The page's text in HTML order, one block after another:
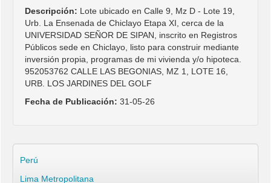
Descripción: Lote ubicado en Calle 9, Mz D - Lote 19,
Urb. La Ensenada de Chiclayo Etapa XI, cerca de la
UNIVERSIDAD SEÑOR DE SIPAN, inscrito en Registros
Públicos sede en Chiclayo, listo para construir mediante
inversión propia, programas de mi vivienda y/o hipoteca.
952053762 CALLE LAS BEGONIAS, MZ 1, LOTE 16,
URB. LOS JARDINES DEL GOLF
Fecha de Publicación: 31-05-26
Perú
Lima Metropolitana